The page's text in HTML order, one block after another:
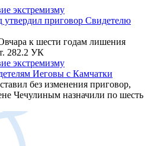
экстремизму
утвердил приговор Свидетелю
к шести годам лишения
282.2 УК
экстремизму
Иеговы с Камчатки
без изменения приговор,
Чечулиным назначили по шесть